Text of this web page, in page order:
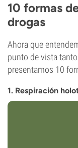
10 formas
drogas
Ahora que
punto de vista
presentamos 10
1. Respiración